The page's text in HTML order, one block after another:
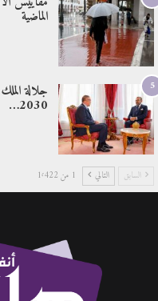
الماضية
5 جلالة
2030…
السابق التالي 1 من 1٬422